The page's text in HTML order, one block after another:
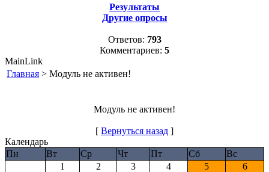
Результаты
Другие опросы
Ответов: 793
Комментариев: 5
MainLink
Главная > Модуль не активен!
Модуль не активен!
[ Вернуться назад ]
Календарь
Пн
Вт Ср Чт Пт Сб
Вс
1
2 3 4 5
6